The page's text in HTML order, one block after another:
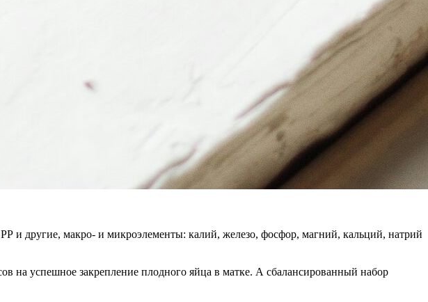
и другие, макро- и микроэлементы: калий, железо, фосфор, магний, кальций, натрий
успешное закрепление плодного яйца в матке. А сбалансированный набор